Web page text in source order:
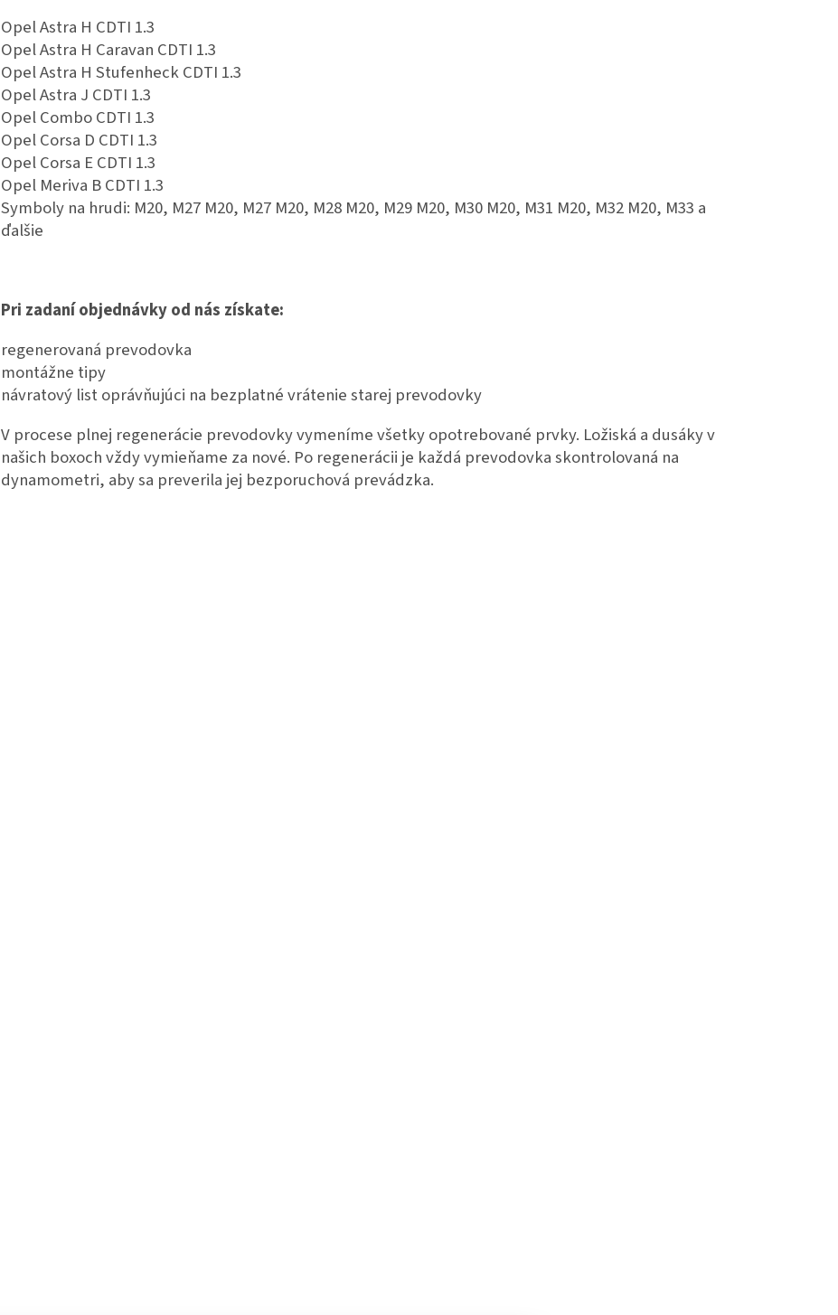
Opel Astra H CDTI 1.3
Opel Astra H Caravan CDTI 1.3
Opel Astra H Stufenheck CDTI 1.3
Opel Astra J CDTI 1.3
Opel Combo CDTI 1.3
Opel Corsa D CDTI 1.3
Opel Corsa E CDTI 1.3
Opel Meriva B CDTI 1.3
Symboly na hrudi: M20, M27 M20, M27 M20, M28 M20, M29 M20, M30 M20, M31 M20, M32 M20, M33 a
ďalšie
Pri zadaní objednávky od nás získate:
regenerovaná prevodovka
montážne tipy
návratový list oprávňujúci na bezplatné vrátenie starej prevodovky
V procese plnej regenerácie prevodovky vymeníme všetky opotrebované prvky. Ložiská a dusáky v
našich boxoch vždy vymieňame za nové. Po regenerácii je každá prevodovka skontrolovaná na
dynamometri, aby sa preverila jej bezporuchová prevádzka.